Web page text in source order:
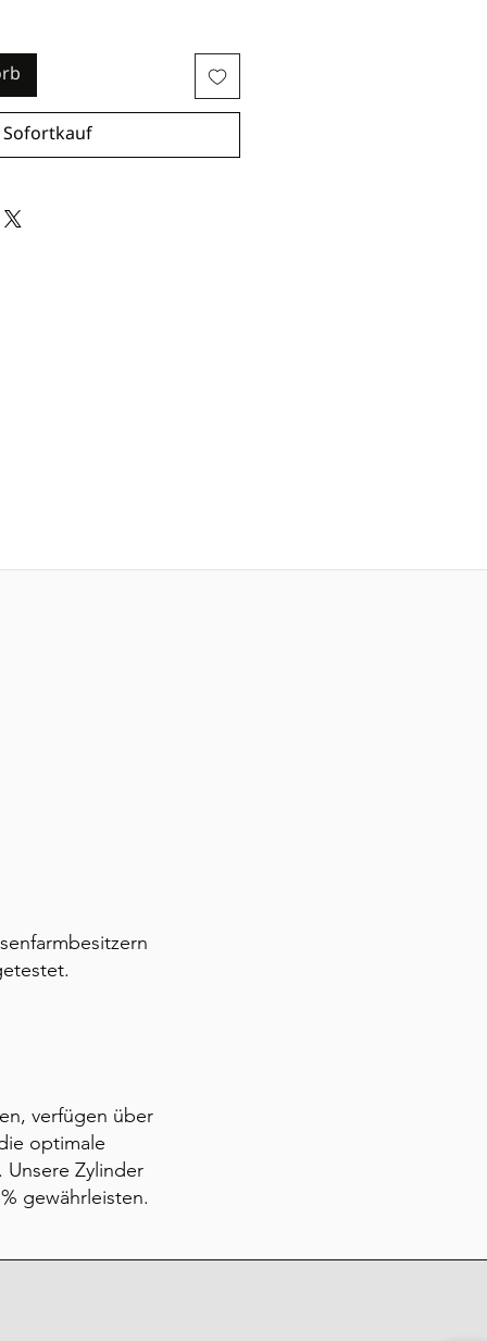
Sofortkauf
verfügen über
optimale
Zylinder
gewährleisten.